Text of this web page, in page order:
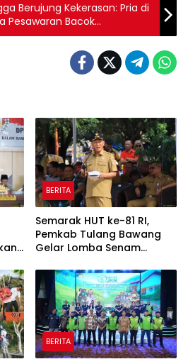
Berujung Kekerasan: Pria di
Pesawaran Bacok
Kali Setelah Ayamnya
BERITA
Semarak HUT ke-81 RI,
Pemkab Tulang Bawang
Gelar Lomba Senam
BERITA